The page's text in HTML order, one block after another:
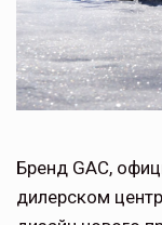
Бренд GAC,
дилерском